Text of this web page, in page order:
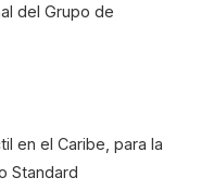
del Grupo de
en el Caribe, para la
Standard